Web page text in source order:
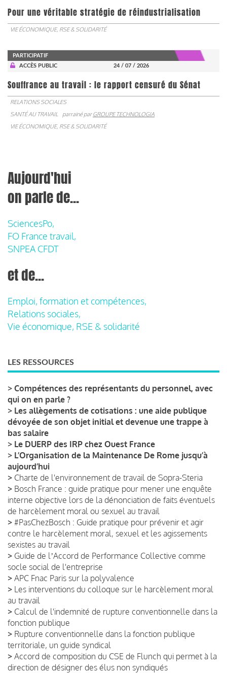
Pour une véritable stratégie de réindustrialisation
VIE ÉCONOMIQUE, RSE & SOLIDARITÉ
PARTICIPATIF
ACCÈS PUBLIC
24 / 07 / 2026
Souffrance au travail : le rapport censuré du Sénat
RELATIONS SOCIALES
SANTÉ AU TRAVAIL
parrainé parGROUPE TECHNOLOGIA
VIE ÉCONOMIQUE, RSE & SOLIDARITÉ
Aujourd'hui
on parle de...
SciencesPo,
FO France travail,
SNPEA CFDT
et de...
Emploi, formation et compétences,
Relations sociales,
Vie économique, RSE & solidarité
LES RESSOURCES
> Compétences des représentants du personnel, avec
qui on en parle ?
> Les allègements de cotisations : une aide publique
dévoyée de son objet initial et devenue une trappe à
bas salaire
> Le DUERP des IRP chez Ouest France
> L’Organisation de la Maintenance De Rome jusqu’à
aujourd’hui
> Charte de l'environnement de travail de Sopra-Steria
> Bosch France : guide pratique pour mener une enquête
interne objective lors de la dénonciation de faits éventuels
de harcèlement moral ou sexuel au travail
> #PasChezBosch : Guide pratique pour prévenir et agir
contre le harcèlement moral, sexuel et les agissements
sexistes au travail
> Guide de lʼAccord de Performance Collective comme
socle social de l'entreprise
> APC Fnac Paris sur la polyvalence
> Les interventions du colloque sur le harcèlement moral
au travail
> Calcul de l'indemnité de rupture conventionnelle dans la
fonction publique
> Rupture conventionnelle dans la fonction publique
territoriale, un guide syndical
> Accord de composition du CSE de Flunch qui permet à la
direction de désigner des élus non syndiqués